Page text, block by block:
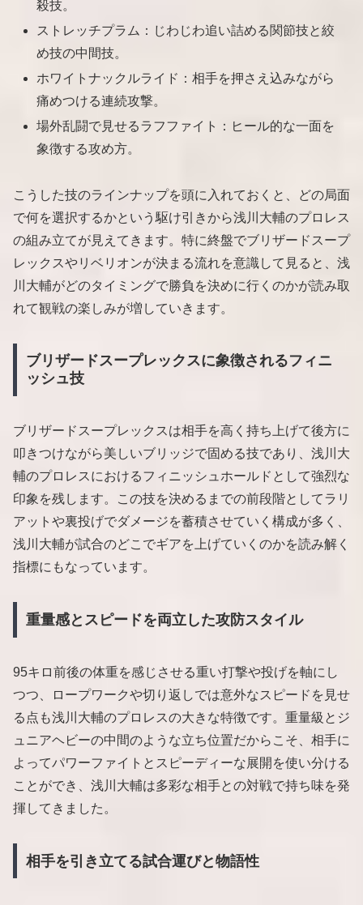
殺技。
ストレッチプラム：じわじわ追い詰める関節技と絞
め技の中間技。
ホワイトナックルライド：相手を押さえ込みながら
痛めつける連続攻撃。
場外乱闘で見せるラフファイト：ヒール的な一面を
象徴する攻め方。
こうした技のラインナップを頭に入れておくと、どの局面
で何を選択するかという駆け引きから浅川大輔のプロレス
の組み立てが見えてきます。特に終盤でブリザードスープ
レックスやリベリオンが決まる流れを意識して見ると、浅
川大輔がどのタイミングで勝負を決めに行くのかが読み取
れて観戦の楽しみが増していきます。
ブリザードスープレックスに象徴されるフィニ
ッシュ技
ブリザードスープレックスは相手を高く持ち上げて後方に
叩きつけながら美しいブリッジで固める技であり、浅川大
輔のプロレスにおけるフィニッシュホールドとして強烈な
印象を残します。この技を決めるまでの前段階としてラリ
アットや裏投げでダメージを蓄積させていく構成が多く、
浅川大輔が試合のどこでギアを上げていくのかを読み解く
指標にもなっています。
重量感とスピードを両立した攻防スタイル
95キロ前後の体重を感じさせる重い打撃や投げを軸にし
つつ、ロープワークや切り返しでは意外なスピードを見せ
る点も浅川大輔のプロレスの大きな特徴です。重量級とジ
ュニアヘビーの中間のような立ち位置だからこそ、相手に
よってパワーファイトとスピーディーな展開を使い分ける
ことができ、浅川大輔は多彩な相手との対戦で持ち味を発
揮してきました。
相手を引き立てる試合運びと物語性